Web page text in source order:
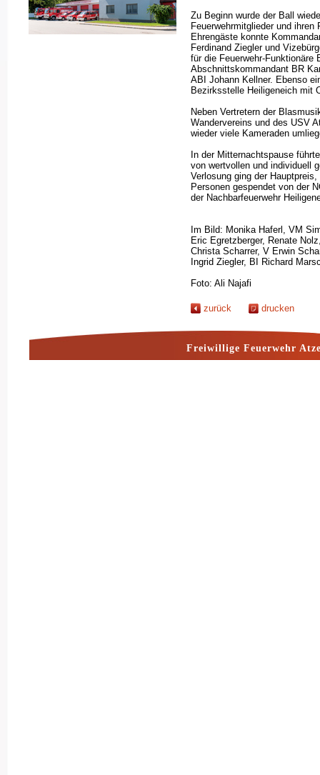
Zu Beginn wurde der Ball
Feuerwehrmitglieder und
Ehrengäste konnte
Ferdinand Ziegler und
für die Feuerwehr-Funktionäre
Abschnittskommandant BR
ABI Johann Kellner. Ebenso
Bezirksstelle Heiligeneich mit
Neben Vertretern der
Wandervereins und des USV
wieder viele Kameraden
In der Mitternachtspause
von wertvollen und individuell
Verlosung ging der
Personen gespendet von der
der Nachbarfeuerwehr
Im Bild: Monika Haferl, VM
Eric Egretzberger, Renate
Christa Scharrer, V Erwin
Ingrid Ziegler, BI Richard
Foto: Ali Najafi
zurück drucken
Freiwillige Feuerwehr